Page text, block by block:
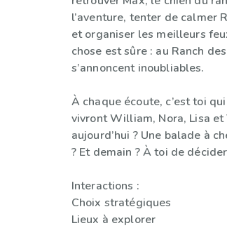
l’aventure, tenter de calmer
et organiser les meilleurs
chose est sûre : au Ranch
s’annoncent inoubliables.
À chaque écoute, c’est toi
vivront William, Nora, Lisa
aujourd’hui ? Une balade à
? Et demain ? À toi de
Interactions :
Choix stratégiques
Lieux à explorer